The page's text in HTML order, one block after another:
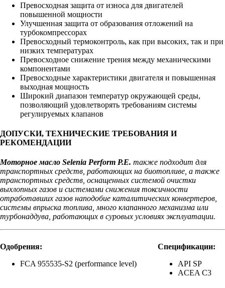
Превосходная защита от износа для двигателей
повышенной мощности
Улучшенная защита от образования отложений на
турбокомпрессорах
Превосходный термоконтроль, как при высоких, так и при
низких температурах
Превосходное снижение трения между механическими
компонентами
Превосходные характеристики двигателя и повышенная
выходная мощность
Широкий диапазон температур окружающей среды,
позволяющий удовлетворять требованиям системы
регулируемых клапанов
ДОПУСКИ, ТЕХНИЧЕСКИЕ ТРЕБОВАНИЯ И
РЕКОМЕНДАЦИИ
Моторное масло Selenia Perform P.E. также подходит для
транспортных средств, работающих на биотопливе, а также
транспортных средств, оснащенных системой очистки
выхлопных газов и системами снижения токсичности
отработавших газов наподобие каталитических конвертеров,
системы впрыска топлива, много клапанного механизма или
турбонаддува, работающих в суровых условиях эксплуатации.
Одобрения:
FCA 955535-S2 (performance level)
Спецификации:
API SP
ACEA C3